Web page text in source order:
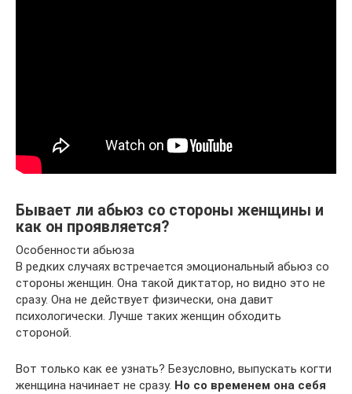
Бывает ли абьюз со стороны женщины и
как он проявляется?
Особенности абьюза
В редких случаях встречается эмоциональный абьюз со
стороны женщин. Она такой диктатор, но видно это не
сразу. Она не действует физически, она давит
психологически. Лучше таких женщин обходить
стороной.
Вот только как ее узнать? Безусловно, выпускать когти
женщина начинает не сразу. Но со временем она себя